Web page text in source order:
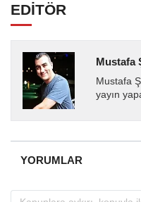
EDİTÖR
Mustafa
Mustafa
yayın
almakta,
YORUMLAR